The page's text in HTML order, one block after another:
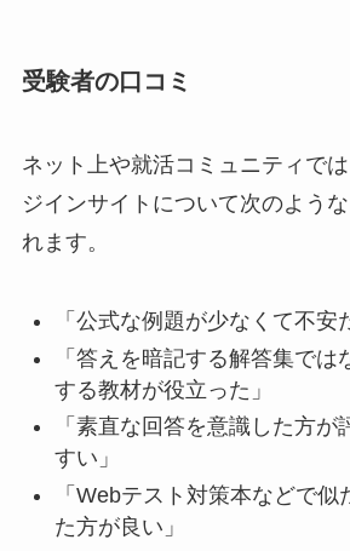
受験者の口コミ
ネット上や就活コミュニティで
ジインサイトについて次のよう
れます。
「公式な例題が少なくて不安
「答えを暗記する解答集で
する教材が役立った」
「素直な回答を意識した方が
すい」
「Webテスト対策本などで似
た方が良い」